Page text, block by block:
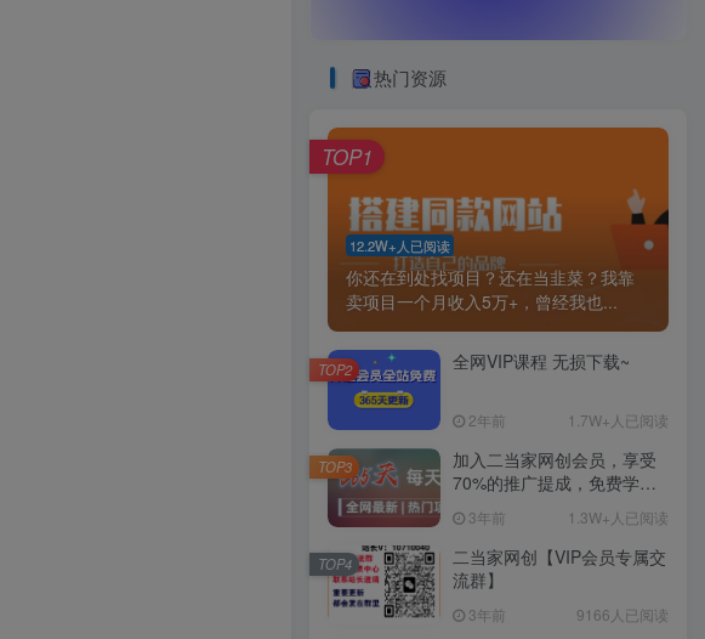
热门资源
12.2W+人已阅读
你还在到处找项目？还在当韭菜？我靠
卖项目一个月收入5万+，曾经我也...
TOP1
全网VIP课程 无损下载~
2年前 1.7W+人已阅读
TOP2
加入二当家网创会员，享受
70%的推广提成，免费学习
大神。
3年前 1.3W+人已阅读
TOP3
二当家网创【VIP会员专属交
流群】
3年前 9166人已阅读
TOP4